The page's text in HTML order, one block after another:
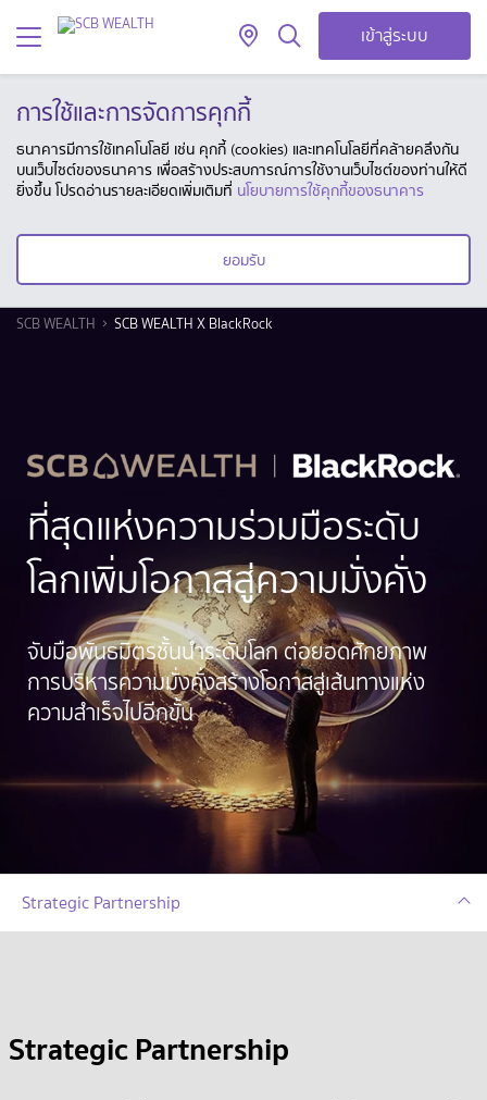
เข้าสู่ระบบ
การใช้และการจัดการคุกกี้
ธนาคารมีการใช้เทคโนโลยี เช่น คุกกี้ (cookies) และเทคโนโลยีที่คล้ายคลึงกัน
บนเว็บไซต์ของธนาคาร เพื่อสร้างประสบการณ์การใช้งานเว็บไซต์ของท่านให้ดี
ยิ่งขึ้น โปรดอ่านรายละเอียดเพิ่มเติมที่ นโยบายการใช้คุกกี้ของธนาคาร
ยอมรับ
SCB WEALTH SCB WEALTH X BlackRock
ที่สุดแห่งความร่วมมือระดับ
โลกเพิ่มโอกาสสู่ความมั่งคั่ง
จับมือพันธมิตรชั้นนำระดับโลก ต่อยอดศักยภาพ
การบริหารความมั่งคั่งสร้างโอกาสสู่เส้นทางแห่ง
ความสำเร็จไปอีกขั้น
Strategic Partnership
Strategic Partnership